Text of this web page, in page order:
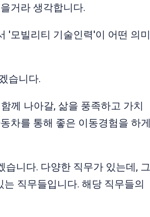
거라 생각합니다.
'모빌리티 기술인력'이 어떤 의미
습니다.
께 나아갈, 삶을 풍족하고 가치
차를 통해 좋은 이동경험을 하게
니다. 다양한 직무가 있는데, 그
는 직무들입니다. 해당 직무들의